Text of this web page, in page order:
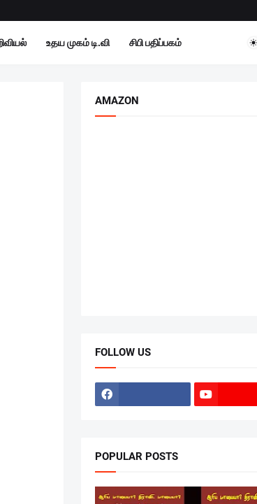
உதய முகம் டி.வி சிபி பதிப்பகம்
AMAZON
FOLLOW US
POPULAR POSTS